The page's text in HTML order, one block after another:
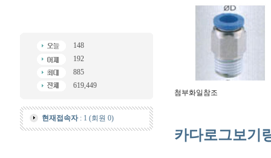
148
192
885
619,449
현재접속자: 1 (회원 0)
첨부화일참조
카다로그보기